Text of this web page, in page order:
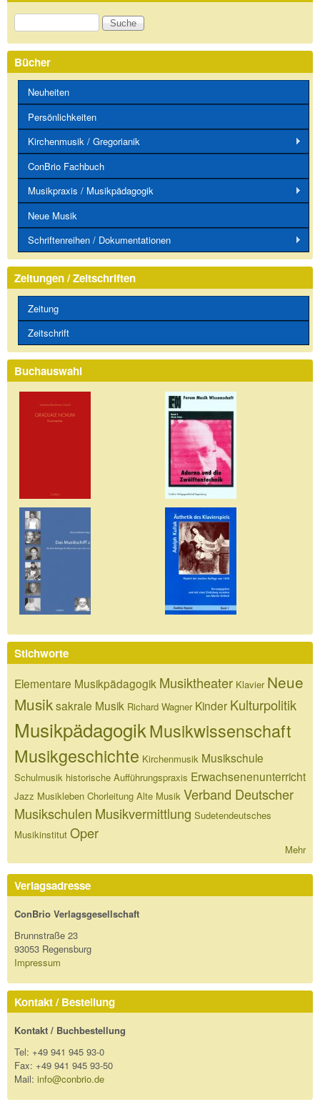
Suche
Bücher
Neuheiten
Persönlichkeiten
Kirchenmusik / Gregorianik
ConBrio Fachbuch
Musikpraxis / Musikpädagogik
Neue Musik
Schriftenreihen / Dokumentationen
Zeitungen / Zeitschriften
Zeitung
Zeitschrift
Buchauswahl
Stichworte
Elementare Musikpädagogik Musiktheater Klavier Neue
Musiksakrale Musik Richard Wagner Kinder Kulturpolitik
MusikpädagogikMusikwissenschaft
Musikgeschichte Kirchenmusik Musikschule
Schulmusik historische Aufführungspraxis Erwachsenenunterricht
Jazz Musikleben Chorleitung Alte Musik Verband Deutscher
Musikschulen Musikvermittlung Sudetendeutsches
Musikinstitut Oper
Mehr
Verlagsadresse
ConBrio Verlagsgesellschaft
Brunnstraße 23
93053 Regensburg
Impressum
Kontakt / Bestellung
Kontakt / Buchbestellung
Tel: +49 941 945 93-0
Fax: +49 941 945 93-50
Mail: info@conbrio.de